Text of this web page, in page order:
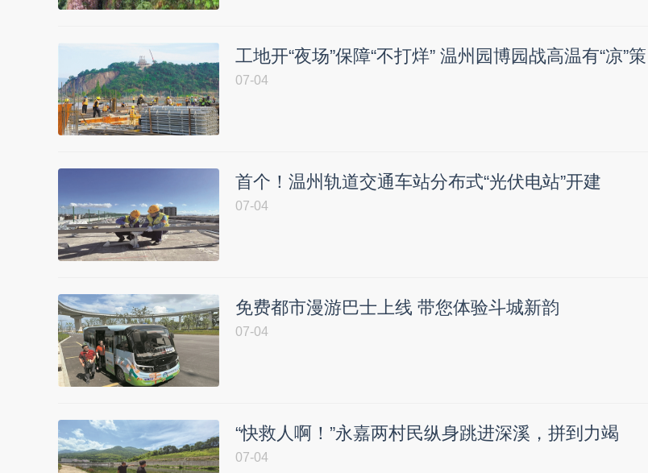
工地开“夜场”保障“不打烊” 温州园博园战高温有“凉”策
07-04
首个！温州轨道交通车站分布式“光伏电站”开建
07-04
免费都市漫游巴士上线 带您体验斗城新韵
07-04
“快救人啊！”永嘉两村民纵身跳进深溪，拼到力竭
07-04